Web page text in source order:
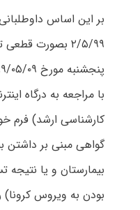
بر این اساس داوطلبانی
۲/۵/۹۹ بصورت
با مراجعه به درگاه
کارشناسی ارشد) فرم
گواهی مبنی بر داشتن
بیمارستان و یا
بودن به ویروس کرونا)